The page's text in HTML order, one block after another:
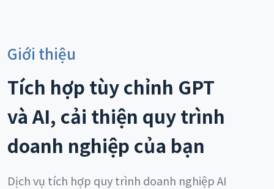
Giới thiệu
Tích hợp tùy chỉnh GPT
và AI, cải thiện quy trình
doanh nghiệp của bạn
Dịch vụ tích hợp quy trình doanh nghiệp AI